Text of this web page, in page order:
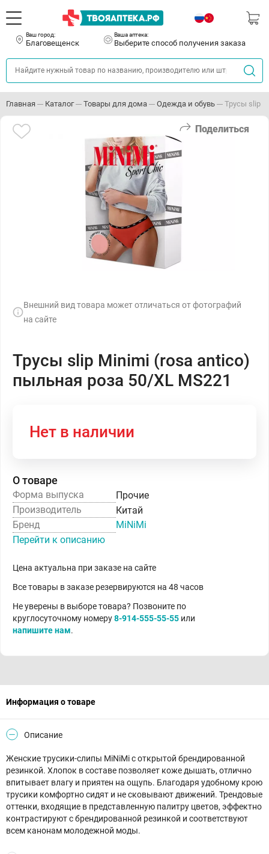
Ваш город:
Благовещенск
Ваша аптека:
Выберите способ получения заказа
Главная Каталог Товары для дома Одежда и обувь Трусы slip
Поделиться
Внешний вид товара может отличаться от фотографий
на сайте
Трусы slip Minimi (rosa antico)
пыльная роза 50/XL MS221
Нет в наличии
О товаре
Форма выпуска
Прочие
Производитель
Китай
Бренд
MiNiMi
Перейти к описанию
Цена актуальна при заказе на сайте
Все товары в заказе резервируются на 48 часов
Не уверены в выборе товара? Позвоните по
круглосуточному номеру8-914-555-55-55 или
напишите нам.
Информация о товаре
Описание
Женские трусики-слипы MiNiMi с открытой брендированной
резинкой. Хлопок в составе позволяет коже дышать, отлично
впитывает влагу и приятен на ощупь. Благодаря удобному крою
трусики комфортно сидят и не сковывают движений. Трендовые
оттенки, входящие в представленную палитру цветов, эффектно
контрастируют с брендированной резинкой и соответствуют
всем канонам молодежной моды.